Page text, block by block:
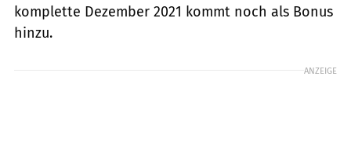
komplette Dezember 2021 kommt noch als Bonus
hinzu.
ANZEIGE